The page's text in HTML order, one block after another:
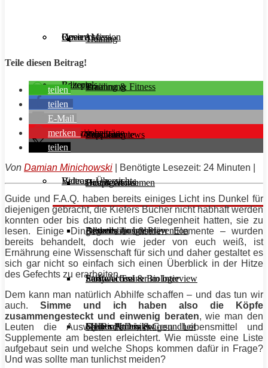
Unsere Mission
Training
Ernährung
Supplemente
Training & Fitness
Ernährung
Diät & Abnehmen
Regeneration & Prävention
Stoffwechsel & Biologie
Frauen Fitness & Gesundheit
Reviews
Produktreviews
Buchreviews
Rezepte
Hauptgerichte
Desserts
Salate
Shakes & Drinks
Interviews
Athleten im Interview
Personal Trainer im Interview
Gym im Interview
Videos
Open Access
Editorials
Magazinbeiträge
Aktuelle Ausgabe
Early Access
MHRx Archiv
Beitrags-Übersicht
Teile diesen Beitrag!
teilen
teilen
E-Mail
merken
teilen
Von Damian Minichowski | Benötigte Lesezeit: 24 Minuten |
Guide und F.A.Q. haben bereits einiges Licht ins Dunkel für
diejenigen gebracht, die Kiefers Bücher nicht habhaft werden
konnten oder bis dato nicht die Gelegenheit hatten, sie zu
lesen. Einige Dinge – die basalen Elemente – wurden
bereits behandelt, doch wie jeder von euch weiß, ist
Ernährung eine Wissenschaft für sich und daher gestaltet es
sich gar nicht so einfach sich einen Überblick in der Hitze
des Gefechts zu erarbeiten.
Dem kann man natürlich Abhilfe schaffen – und das tun wir
auch. Simme und ich haben also die Köpfe
zusammengesteckt und einwenig beraten, wie man den
Leuten die Auswahl der richtigen Lebensmittel und
Supplemente am besten erleichtert. Wie müsste eine Liste
aufgebaut sein und welche Shops kommen dafür in Frage?
Und was sollte man tunlichst meiden?